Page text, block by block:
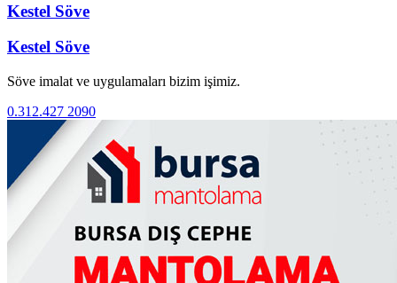
Kestel Söve
Kestel Söve
Söve imalat ve uygulamaları bizim işimiz.
0.312.427 2090